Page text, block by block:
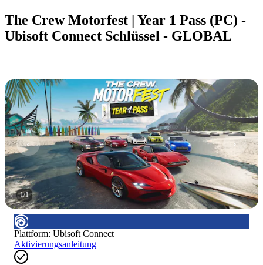
The Crew Motorfest | Year 1 Pass (PC) -
Ubisoft Connect Schlüssel - GLOBAL
1/1
Plattform: Ubisoft Connect
Aktivierungsanleitung